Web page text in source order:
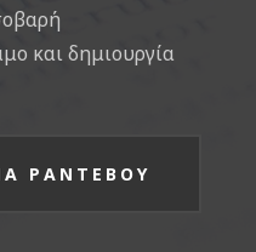
και δημιουργία
ΡΑΝΤΕΒΟΥ